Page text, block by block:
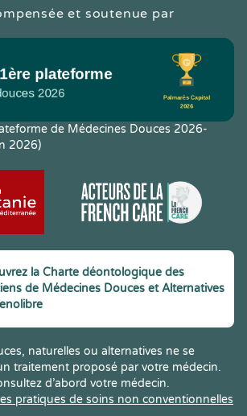
et soutenue par
de Médecines Douces 2026-
2026)
la Charte déontologique des
de Médecines Douces et Alternatives
naturelles ou alternatives ne se
traitement proposé par votre médecin.
d’abord votre médecin.
pratiques de soins non conventionnelles